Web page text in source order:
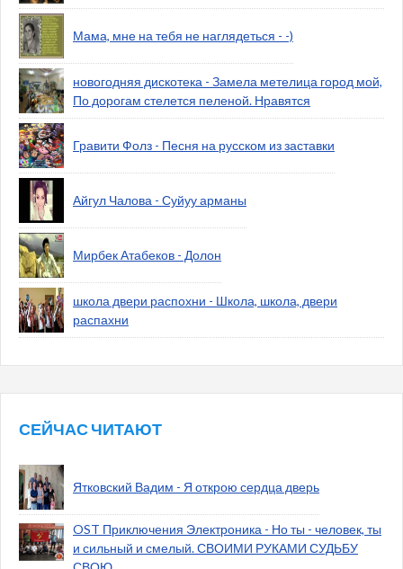
Мама, мне на тебя не наглядеться - -)
новогодняя дискотека - Замела метелица город мой,
По дорогам стелется пеленой. Нравятся
Гравити Фолз - Песня на русском из заставки
Айгул Чалова - Суйуу арманы
Мирбек Атабеков - Долон
школа двери распохни - Школа, школа, двери
распахни
СЕЙЧАС ЧИТАЮТ
Ятковский Вадим - Я открою сердца дверь
OST Приключения Электроника - Но ты - человек, ты
и сильный и смелый. СВОИМИ РУКАМИ СУДЬБУ